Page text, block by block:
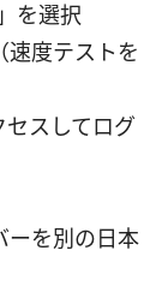
を選択
速度テストを
スしてログ
ーを別の日本